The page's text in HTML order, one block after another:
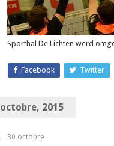
Sporthal De Lichten werd
Facebook Twitter
octobre, 2015
30 octobre